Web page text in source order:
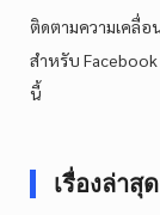
ติดตามความเคลื่อ
สำหรับ
นี้
เรื่องล่าสุด